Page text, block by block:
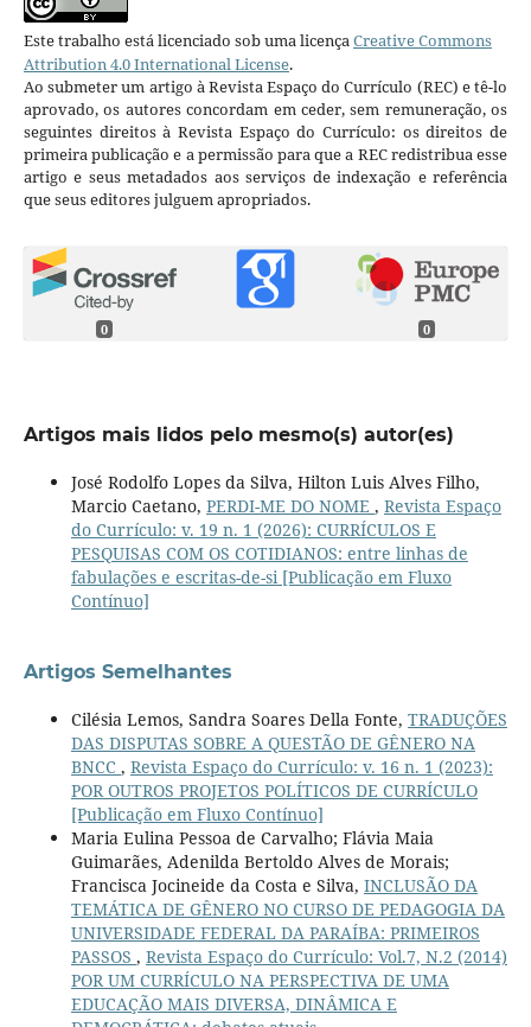
Este trabalho está licenciado sob uma licençaCreative Commons
Attribution 4.0 International License.
Ao submeter um artigo à Revista Espaço do Currículo (REC) e tê-lo
aprovado, os autores concordam em ceder, sem remuneração, os
seguintes direitos à Revista Espaço do Currículo: os direitos de
primeira publicação e a permissão para que a REC redistribua esse
artigo e seus metadados aos serviços de indexação e referência
que seus editores julguem apropriados.
0 0
Artigos mais lidos pelo mesmo(s) autor(es)
José Rodolfo Lopes da Silva, Hilton Luis Alves Filho,
Marcio Caetano, PERDI-ME DO NOME , Revista Espaço
do Currículo: v. 19 n. 1 (2026): CURRÍCULOS E
PESQUISAS COM OS COTIDIANOS: entre linhas de
fabulações e escritas-de-si [Publicação em Fluxo
Contínuo]
Artigos Semelhantes
Cilésia Lemos, Sandra Soares Della Fonte, TRADUÇÕES
DAS DISPUTAS SOBRE A QUESTÃO DE GÊNERO NA
BNCC , Revista Espaço do Currículo: v. 16 n. 1 (2023):
POR OUTROS PROJETOS POLÍTICOS DE CURRÍCULO
[Publicação em Fluxo Contínuo]
Maria Eulina Pessoa de Carvalho; Flávia Maia
Guimarães, Adenilda Bertoldo Alves de Morais;
Francisca Jocineide da Costa e Silva, INCLUSÃO DA
TEMÁTICA DE GÊNERO NO CURSO DE PEDAGOGIA DA
UNIVERSIDADE FEDERAL DA PARAÍBA: PRIMEIROS
PASSOS , Revista Espaço do Currículo: Vol.7, N.2 (2014)
POR UM CURRÍCULO NA PERSPECTIVA DE UMA
EDUCAÇÃO MAIS DIVERSA, DINÂMICA E